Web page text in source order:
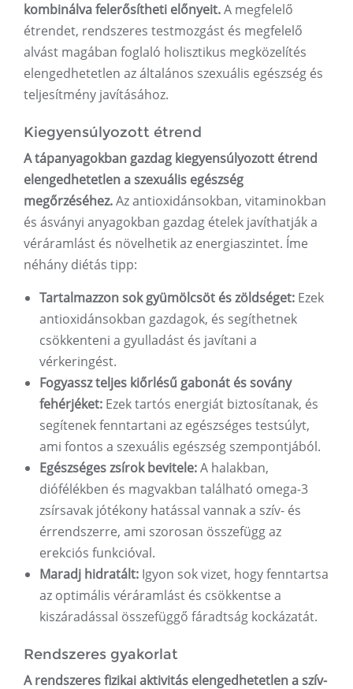
kombinálva felerősítheti előnyeit.A megfelelő
étrendet, rendszeres testmozgást és megfelelő
alvást magában foglaló holisztikus megközelítés
elengedhetetlen az általános szexuális egészség és
teljesítmény javításához.
Kiegyensúlyozott étrend
A tápanyagokban gazdag kiegyensúlyozott étrend
elengedhetetlen a szexuális egészség
megőrzéséhez.Az antioxidánsokban, vitaminokban
és ásványi anyagokban gazdag ételek javíthatják a
véráramlást és növelhetik az energiaszintet. Íme
néhány diétás tipp:
Tartalmazzon sok gyümölcsöt és zöldséget: Ezek
antioxidánsokban gazdagok, és segíthetnek
csökkenteni a gyulladást és javítani a
vérkeringést.
Fogyassz teljes kiőrlésű gabonát és sovány
fehérjéket: Ezek tartós energiát biztosítanak, és
segítenek fenntartani az egészséges testsúlyt,
ami fontos a szexuális egészség szempontjából.
Egészséges zsírok bevitele:A halakban,
diófélékben és magvakban található omega-3
zsírsavak jótékony hatással vannak a szív- és
érrendszerre, ami szorosan összefügg az
erekciós funkcióval.
Maradj hidratált: Igyon sok vizet, hogy fenntartsa
az optimális véráramlást és csökkentse a
kiszáradással összefüggő fáradtság kockázatát.
Rendszeres gyakorlat
A rendszeres fizikai aktivitás elengedhetetlen a szív-